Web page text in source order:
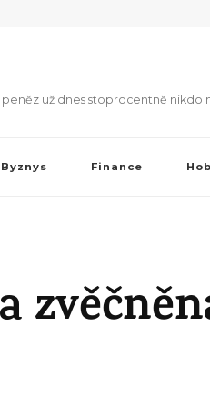
peněz už dnes stoprocentně nikdo
Byznys Finance